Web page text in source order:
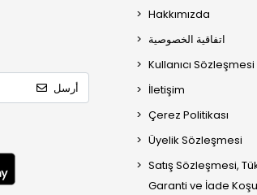
أرسل
Hakkımızda
اتفاقية الخصوصية
Kullanıcı Sözleşmesi
İletişim
Çerez Politikası
Üyelik Sözleşmesi
Satış Sözleşmesi,
Garanti ve İade